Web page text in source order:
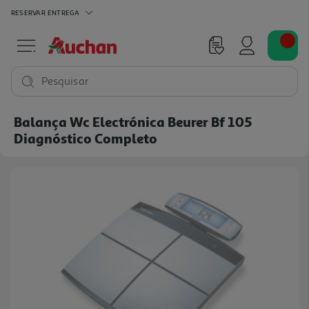
RESERVAR ENTREGA
Pesquisar
Balança Wc Electrónica Beurer Bf 105
Diagnóstico Completo